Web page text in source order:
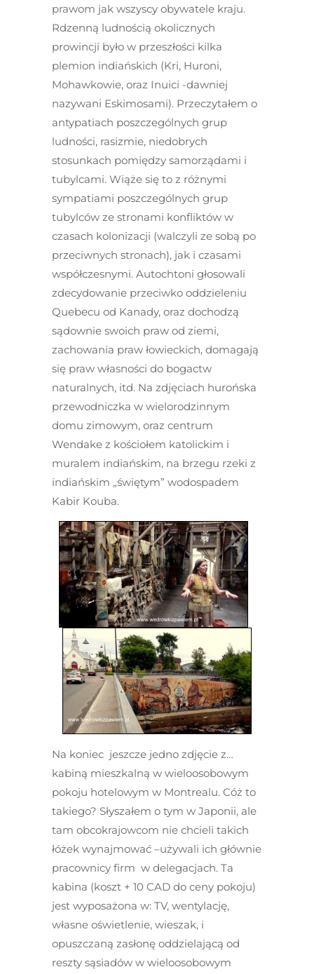
prawom jak wszyscy obywatele kraju.
Rdzenną ludnością okolicznych
prowincji było w przeszłości kilka
plemion indiańskich (Kri, Huroni,
Mohawkowie, oraz Inuici -dawniej
nazywani Eskimosami). Przeczytałem o
antypatiach poszczególnych grup
ludności, rasizmie, niedobrych
stosunkach pomiędzy samorządami i
tubylcami. Wiąże się to z różnymi
sympatiami poszczególnych grup
tubylców ze stronami konfliktów w
czasach kolonizacji (walczyli ze sobą po
przeciwnych stronach), jak i czasami
współczesnymi. Autochtoni głosowali
zdecydowanie przeciwko oddzieleniu
Quebecu od Kanady, oraz dochodzą
sądownie swoich praw od ziemi,
zachowania praw łowieckich, domagają
się praw własności do bogactw
naturalnych, itd. Na zdjęciach hurońska
przewodniczka w wielorodzinnym
domu zimowym, oraz centrum
Wendake z kościołem katolickim i
muralem indiańskim, na brzegu rzeki z
indiańskim „świętym” wodospadem
Kabir Kouba.
Na koniec jeszcze jedno zdjęcie z…
kabiną mieszkalną w wieloosobowym
pokoju hotelowym w Montrealu. Cóż to
takiego? Słyszałem o tym w Japonii, ale
tam obcokrajowcom nie chcieli takich
łóżek wynajmować –używali ich głównie
pracownicy firm w delegacjach. Ta
kabina (koszt + 10 CAD do ceny pokoju)
jest wyposażona w: TV, wentylację,
własne oświetlenie, wieszak, i
opuszczaną zasłonę oddzielającą od
reszty sąsiadów w wieloosobowym